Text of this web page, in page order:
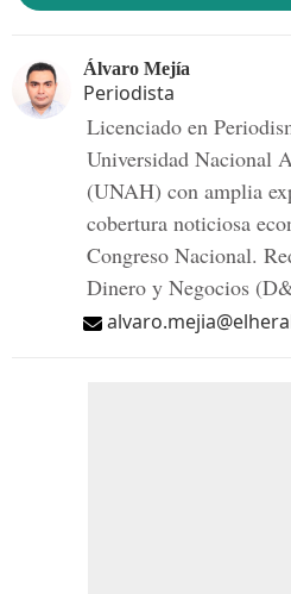
Álvaro Mejía
Periodista
Licenciado en
Universidad Nacional
(UNAH) con amplia
cobertura noticiosa
Congreso Nacional.
Dinero y Negocios